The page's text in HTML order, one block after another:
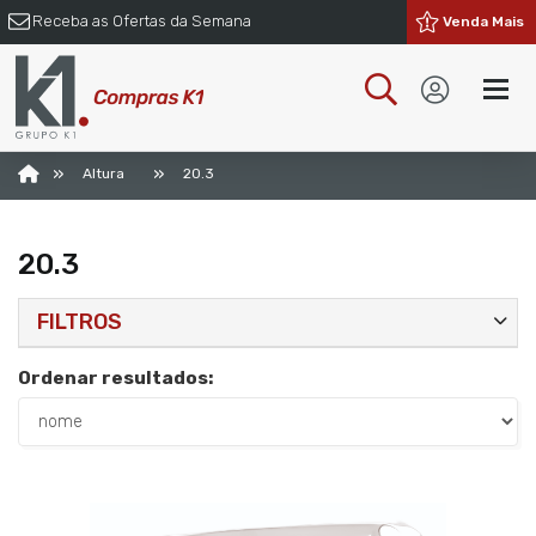
Receba as Ofertas da Semana Venda Mais
» Altura » 20.3
20.3
FILTROS
Ordenar resultados: